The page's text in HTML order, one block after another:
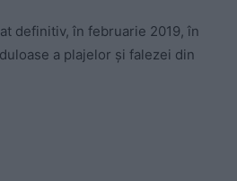
definitiv, în februarie 2019, în
a plajelor și falezei din